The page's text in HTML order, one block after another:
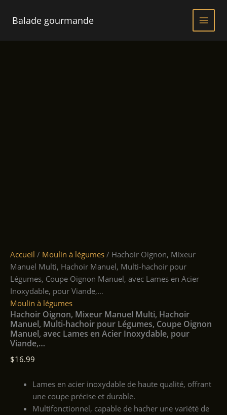
Balade gourmande
Accueil / Moulin à légumes / Hachoir Oignon, Mixeur
Manuel Multi, Hachoir Manuel, Multi-hachoir pour
Légumes, Coupe Oignon Manuel, avec Lames en Acier
Inoxydable, pour Viande,…
Moulin à légumes
Hachoir Oignon, Mixeur Manuel Multi, Hachoir
Manuel, Multi-hachoir pour Légumes, Coupe Oignon
Manuel, avec Lames en Acier Inoxydable, pour
Viande,…
$16.99
Lames en acier inoxydable de haute qualité, offrant
une coupe précise et durable.
Multifonctionnel, capable de hacher une variété de